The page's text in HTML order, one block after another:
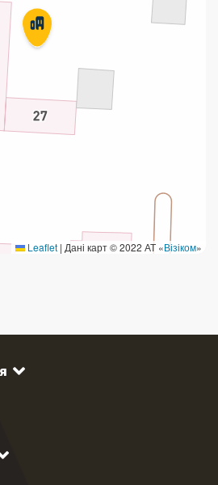
Leaflet | Дані карт © 2022 АТ «Візіком»